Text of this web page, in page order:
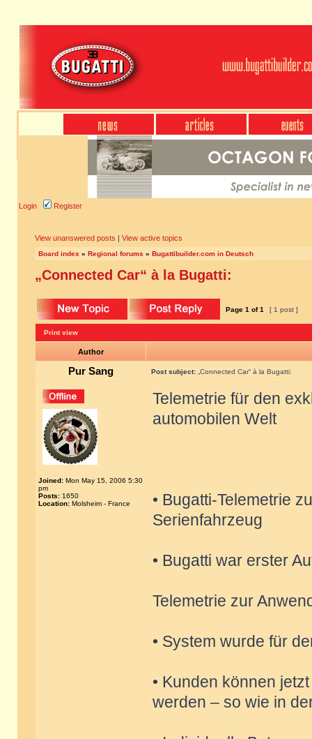
Login Register
View unanswered posts | View active topics
Board index » Regional forums » Bugattibuilder.com in Deutsch
„Connected Car“ à la Bugatti:
Page 1 of1 [ 1 post ]
Print view
Author
Pur Sang Post subject: „Connected Car“ à la Bugatti:
Joined: Mon May 15, 2006 5:30
pm
Posts: 1650
Location: Molsheim - France
Telemetrie für den
automobilen Welt
• Bugatti-Telemetrie
Serienfahrzeug
• Bugatti war erster
Telemetrie zur
• System wurde für
• Kunden können
werden – so wie in